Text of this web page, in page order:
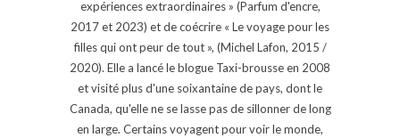
expériences extraordinaires » (Parfum d'encre,
2017 et 2023) et de coécrire « Le voyage pour les
filles qui ont peur de tout », (Michel Lafon, 2015 /
2020). Elle a lancé le blogue Taxi-brousse en 2008
et visité plus d'une soixantaine de pays, dont le
Canada, qu'elle ne se lasse pas de sillonner de long
en large. Certains voyagent pour voir le monde,